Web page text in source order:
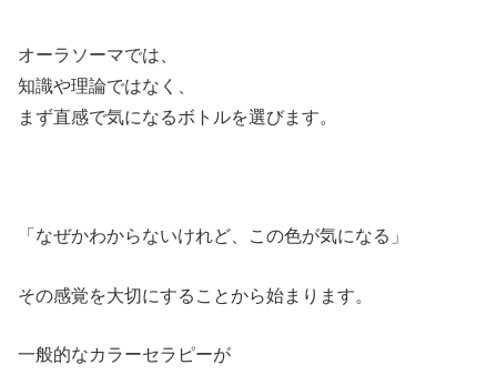
オーラソーマでは、
知識や理論ではなく、
まず直感で気になるボトルを選びます。
「なぜかわからないけれど、この色が気になる」
その感覚を大切にすることから始まります。
一般的なカラーセラピーが